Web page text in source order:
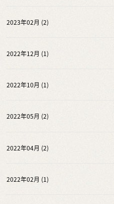
2023年02月 (2)
2022年12月 (1)
2022年10月 (1)
2022年05月 (2)
2022年04月 (2)
2022年02月 (1)